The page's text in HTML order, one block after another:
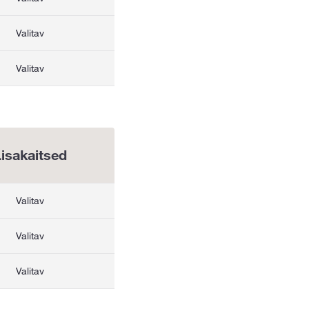
Valitav
Valitav
Valitav
Valitav
Valitav